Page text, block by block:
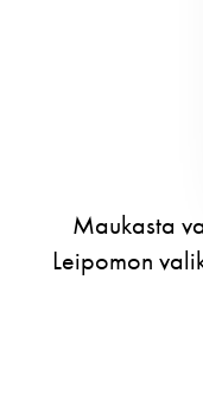
Maukasta
Leipomon